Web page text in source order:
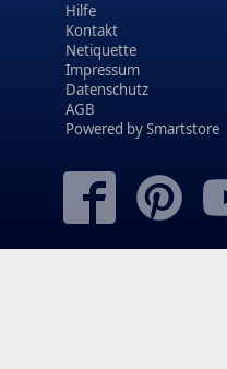
Hilfe
Kontakt
Netiquette
Impressum
Datenschutz
AGB
Powered bySmartstore